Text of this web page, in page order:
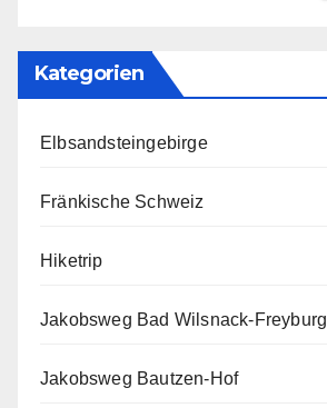
Kategorien
Elbsandsteingebirge
Fränkische Schweiz
Hiketrip
Jakobsweg Bad Wilsnack-Freyburg
Jakobsweg Bautzen-Hof